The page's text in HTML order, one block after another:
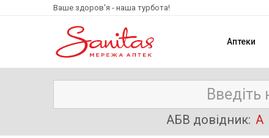
Ваше здоров'я - наша турбота!
Аптеки
АБВ довідник: А